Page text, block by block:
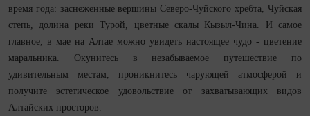
время года: заснеженные вершины Северо-Чуйского хребта, Чуйская
степь, долина реки Турой, цветные скалы Кызыл-Чина. И самое
главное, в мае на Алтае можно увидеть настоящее чудо - цветение
маральника. Окунитесь в незабываемое путешествие по
удивительным местам, проникнитесь чарующей атмосферой и
получите эстетическое удовольствие от захватывающих видов
Алтайских просторов.